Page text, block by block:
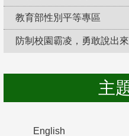
教育部性別平等專區
防制校園霸凌，勇敢說出來
主
English